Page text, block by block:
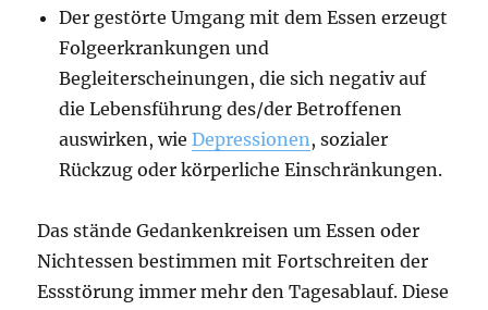
Der gestörte Umgang mit dem Essen erzeugt
Folgeerkrankungen und
Begleiterscheinungen, die sich negativ auf
die Lebensführung des/der Betroffenen
auswirken, wieDepressionen, sozialer
Rückzug oder körperliche Einschränkungen.
Das stände Gedankenkreisen um Essen oder
Nichtessen bestimmen mit Fortschreiten der
Essstörung immer mehr den Tagesablauf. Diese